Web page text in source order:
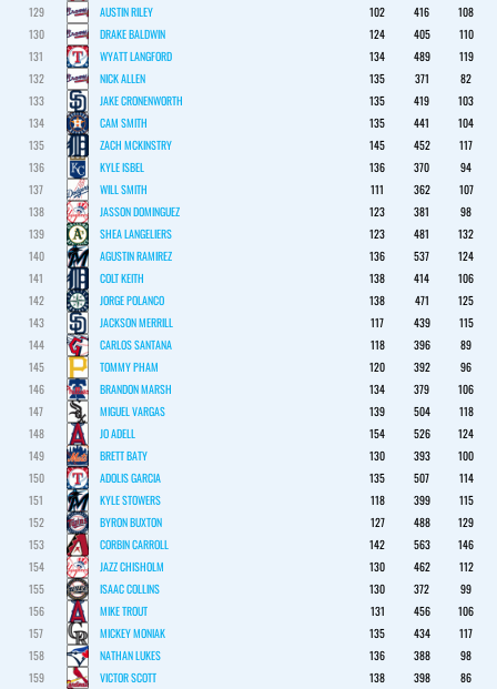
129
AUSTIN RILEY 102 416
108
130
DRAKE BALDWIN 124 405
110
131
WYATT LANGFORD 134 489
119
132
NICK ALLEN 135 371
82
133
JAKE CRONENWORTH 135 419
103
134
CAM SMITH 135 441
104
135
ZACH MCKINSTRY 145 452
117
136
KYLE ISBEL 136 370
94
137
WILL SMITH 111 362
107
138
JASSON DOMINGUEZ 123 381
98
139
SHEA LANGELIERS 123 481
132
140
AGUSTIN RAMIREZ 136 537
124
141
COLT KEITH 138 414
106
142
JORGE POLANCO 138 471
125
143
JACKSON MERRILL 117 439
115
144
CARLOS SANTANA 118 396
89
145
TOMMY PHAM 120 392
96
146
BRANDON MARSH 134 379
106
147
MIGUEL VARGAS 139 504
118
148
JO ADELL 154 526
124
149
BRETT BATY 130 393
100
150
ADOLIS GARCIA 135 507
114
151
KYLE STOWERS 118 399
115
152
BYRON BUXTON 127 488
129
153
CORBIN CARROLL 142 563
146
154
JAZZ CHISHOLM 130 462
112
155
ISAAC COLLINS 130 372
99
156
MIKE TROUT 131 456
106
157
MICKEY MONIAK 135 434
117
158
NATHAN LUKES 136 388
98
159
VICTOR SCOTT 138 398
86